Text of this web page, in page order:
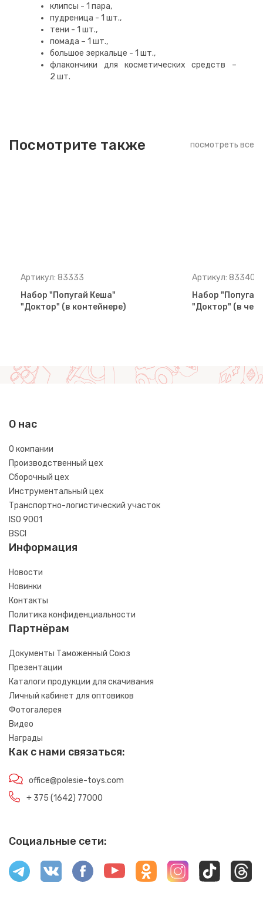
клипсы - 1 пара,
пудреница - 1 шт.,
тени - 1 шт.,
помада – 1 шт.,
большое зеркальце - 1 шт.,
флакончики для косметических средств –
2 шт.
Посмотрите также посмотреть все
Артикул: 83333
Набор "Попугай Кеша"
"Доктор" (в контейнере)
Артикул: 83340
Набор "Попугай
"Доктор" (в
О нас
О компании
Производственный цех
Сборочный цех
Инструментальный цех
Транспортно-логистический участок
ISO 9001
BSCI
Информация
Новости
Новинки
Контакты
Политика конфиденциальности
Партнёрам
Документы Таможенный Союз
Презентации
Каталоги продукции для скачивания
Личный кабинет для оптовиков
Фотогалерея
Видео
Награды
Как с нами связаться:
office@polesie-toys.com
+ 375 (1642) 77000
Социальные сети: